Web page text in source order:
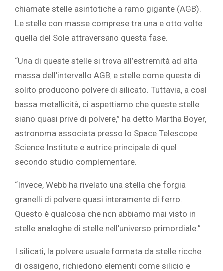
chiamate stelle asintotiche a ramo gigante (AGB).
Le stelle con masse comprese tra una e otto volte
quella del Sole attraversano questa fase.
“Una di queste stelle si trova all’estremità ad alta
massa dell’intervallo AGB, e stelle come questa di
solito producono polvere di silicato. Tuttavia, a così
bassa metallicità, ci aspettiamo che queste stelle
siano quasi prive di polvere,” ha detto Martha Boyer,
astronoma associata presso lo Space Telescope
Science Institute e autrice principale di quel
secondo studio complementare.
“Invece, Webb ha rivelato una stella che forgia
granelli di polvere quasi interamente di ferro.
Questo è qualcosa che non abbiamo mai visto in
stelle analoghe di stelle nell’universo primordiale.”
I silicati, la polvere usuale formata da stelle ricche
di ossigeno, richiedono elementi come silicio e